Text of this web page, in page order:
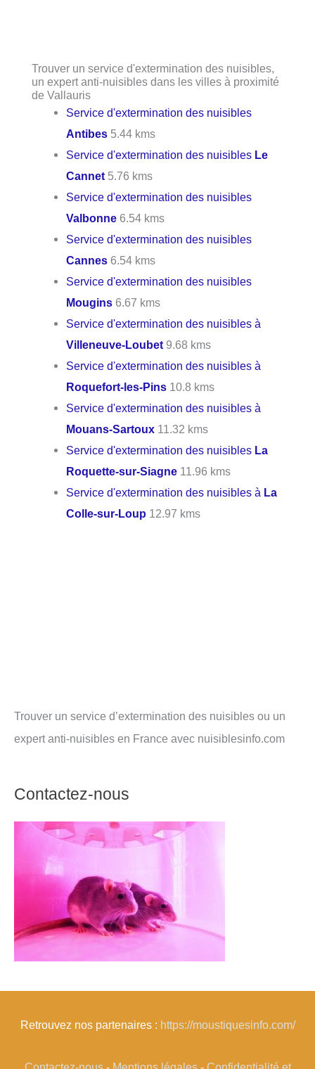
Trouver un service d'extermination des nuisibles,
un expert anti-nuisibles dans les villes à proximité
de Vallauris
Service d'extermination des nuisibles
Antibes 5.44 kms
Service d'extermination des nuisibles Le
Cannet 5.76 kms
Service d'extermination des nuisibles
Valbonne 6.54 kms
Service d'extermination des nuisibles
Cannes 6.54 kms
Service d'extermination des nuisibles
Mougins 6.67 kms
Service d'extermination des nuisibles à
Villeneuve-Loubet 9.68 kms
Service d'extermination des nuisibles à
Roquefort-les-Pins 10.8 kms
Service d'extermination des nuisibles à
Mouans-Sartoux 11.32 kms
Service d'extermination des nuisibles La
Roquette-sur-Siagne 11.96 kms
Service d'extermination des nuisibles à La
Colle-sur-Loup 12.97 kms
Trouver un service d’extermination des nuisibles ou un
expert anti-nuisibles en France avec nuisiblesinfo.com
Contactez-nous
Retrouvez nos partenaires : https://moustiquesinfo.com/